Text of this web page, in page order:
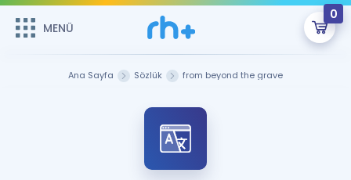
MENÜ
0
Sepetin Şu An Boş.
Remzi Hoca ile seni sınava hazırlayacak onlarca eğitim seni
bekliyor!
MENÜ
Ana Sayfa Sözlük from beyond the grave